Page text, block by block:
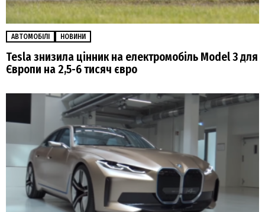
АВТОМОБІЛІ НОВИНИ
Tesla знизила цінник на електромобіль Model 3 для
Європи на 2,5-6 тисяч євро